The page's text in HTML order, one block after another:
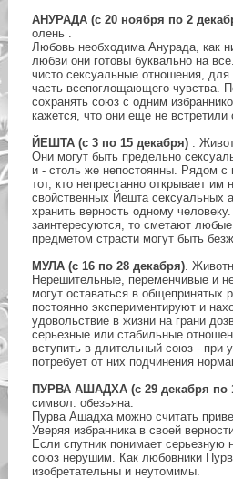
AНУРАДА (с 20 ноября по 2
олень .
Любовь необходима Анурада, как
любви они готовы буквально на
чисто сексуальные отношения,
часть всепоглощающего чувства.
сохранять союз с одним
кажется, что они еще не
ЙЕШТА (с 3 по 15 декабря).
Они могут быть предельно
и - столь же непостоянны. Рядом
тот, кто непрестанно открывает им
свойственных Йешта сексуальных
хранить верность одному
заинтересуются, то сметают
предметом страсти могут быть
МУЛА (с 16 по 28 декабря).
Нерешительные, переменчивые и
могут оставаться в общепринятых
постоянно экспериментируют и
удовольствие в жизни на грани
серьезные или стабильные
вступить в длительный союз - при
потребует от них подчинения
ПУРВА АШАДХА (с 29 декабря по
символ: обезьяна.
Пурва Ашадха можно считать
Уверяя избранника в своей
Если спутник понимает серьезную
союз нерушим. Как любовники
изобретательны и неутомимы.